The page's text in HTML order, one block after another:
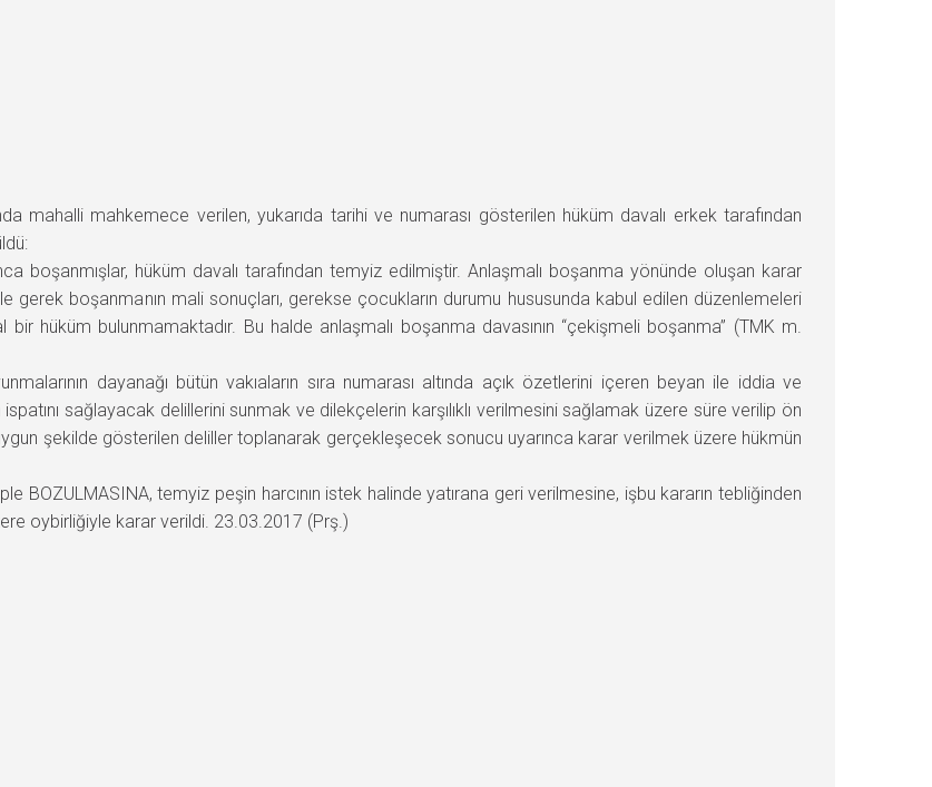
mahalli mahkemece verilen, yukarıda tarihi ve numarası gösterilen hüküm davalı erkek tarafından
boşanmışlar, hüküm davalı tarafından temyiz edilmiştir. Anlaşmalı boşanma yönünde oluşan karar
boşanmanın mali sonuçları, gerekse çocukların durumu hususunda kabul edilen düzenlemeleri
hüküm bulunmamaktadır. Bu halde anlaşmalı boşanma davasının “çekişmeli boşanma” (TMK m.
dayanağı bütün vakıaların sıra numarası altında açık özetlerini içeren beyan ile iddia ve
sağlayacak delillerini sunmak ve dilekçelerin karşılıklı verilmesini sağlamak üzere süre verilip ön
şekilde gösterilen deliller toplanarak gerçekleşecek sonucu uyarınca karar verilmek üzere hükmün
BOZULMASINA, temyiz peşin harcının istek halinde yatırana geri verilmesine, işbu kararın tebliğinden
oybirliğiyle karar verildi. 23.03.2017 (Prş.)